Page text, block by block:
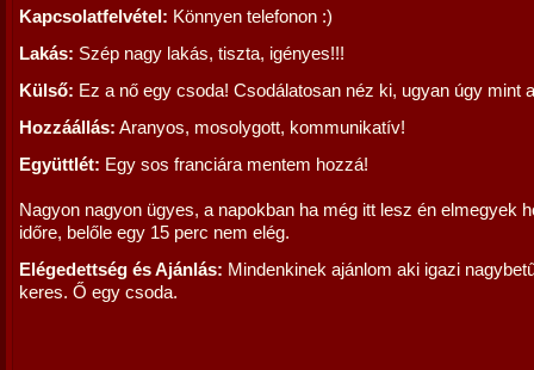
Kapcsolatfelvétel: Könnyen telefonon :)
Lakás: Szép nagy lakás, tiszta, igényes!!!
Külső: Ez a nő egy csoda! Csodálatosan néz ki, ugyan úgy mint
Hozzáállás: Aranyos, mosolygott, kommunikatív!
Együttlét: Egy sos franciára mentem hozzá!
Nagyon nagyon ügyes, a napokban ha még itt lesz én elmegyek
időre, belőle egy 15 perc nem elég.
Elégedettség és Ajánlás: Mindenkinek ajánlom aki igazi
keres. Ő egy csoda.